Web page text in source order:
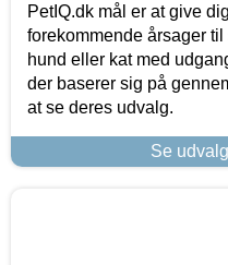
PetIQ.dk mål er at give
forekommende årsager
hund eller kat med
der baserer sig på
at se deres udvalg.
Se